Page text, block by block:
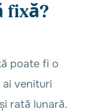
fixă?
poate fi o
venituri
rată lunară.